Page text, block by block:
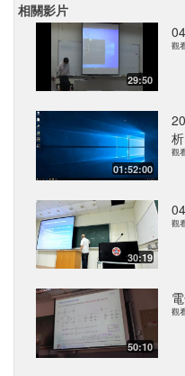
相關影片
29:50
觀
01:52:00
觀
30:19
觀
50:10
觀